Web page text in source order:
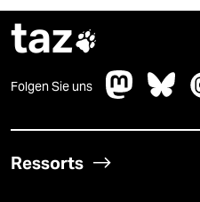
taz
Folgen Sie uns
Ressorts